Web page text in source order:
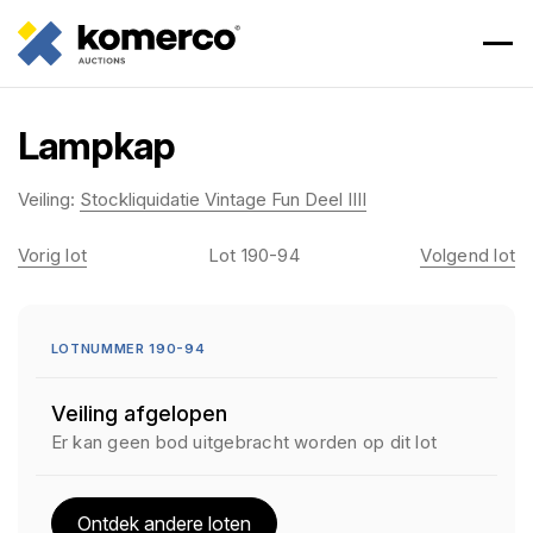
Lampkap
Veiling: Stockliquidatie Vintage Fun Deel IIII
Vorig lot Lot 190-94 Volgend lot
LOTNUMMER 190-94
Veiling afgelopen
Er kan geen bod uitgebracht worden op dit lot
Ontdek andere loten